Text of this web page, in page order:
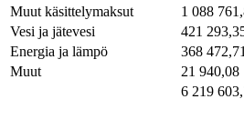
Muut käsittelymaksut
1 088
Vesi ja jätevesi
421
Energia ja lämpö
368 472,71
Muut
21 940,08
6 219